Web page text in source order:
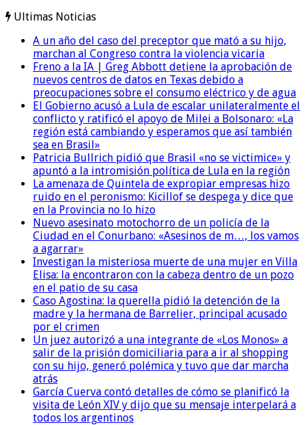
Ultimas Noticias
A un año del caso del preceptor que mató a su hijo,
marchan al Congreso contra la violencia vicaria
Freno a la IA | Greg Abbott detiene la aprobación de
nuevos centros de datos en Texas debido a
preocupaciones sobre el consumo eléctrico y de agua
El Gobierno acusó a Lula de escalar unilateralmente el
conflicto y ratificó el apoyo de Milei a Bolsonaro: «La
región está cambiando y esperamos que así también
sea en Brasil»
Patricia Bullrich pidió que Brasil «no se victimice» y
apuntó a la intromisión política de Lula en la región
La amenaza de Quintela de expropiar empresas hizo
ruido en el peronismo: Kicillof se despega y dice que
en la Provincia no lo hizo
Nuevo asesinato motochorro de un policía de la
Ciudad en el Conurbano: «Asesinos de m…, los vamos
a agarrar»
Investigan la misteriosa muerte de una mujer en Villa
Elisa: la encontraron con la cabeza dentro de un pozo
en el patio de su casa
Caso Agostina: la querella pidió la detención de la
madre y la hermana de Barrelier, principal acusado
por el crimen
Un juez autorizó a una integrante de «Los Monos» a
salir de la prisión domiciliaria para a ir al shopping
con su hijo, generó polémica y tuvo que dar marcha
atrás
García Cuerva contó detalles de cómo se planificó la
visita de León XIV y dijo que su mensaje interpelará a
todos los argentinos